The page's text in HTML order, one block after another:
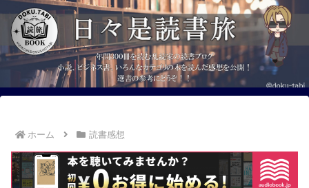
ホーム 読書感想